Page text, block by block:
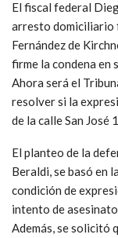
El fiscal federal
arresto domiciliario
Fernández de
firme la condena en
Ahora será el
resolver si la
de la calle San José
El planteo de la
Beraldi, se basó en
condición de
intento de
Además, se solicitó